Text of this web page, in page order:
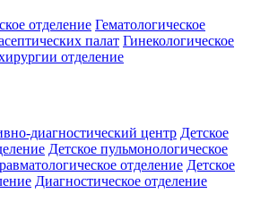
отделение Гематологическое
палат Гинекологическое
отделение
диагностический центр Детское
Детское пульмонологическое
отделение Детское
Диагностическое отделение